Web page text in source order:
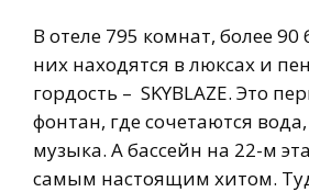
В отеле 795 комнат, более 90
них находятся в люксах и
гордость – SKYBLAZE. Это
фонтан, где сочетаются
музыка. А бассейн на 22-м
самым настоящим хитом.